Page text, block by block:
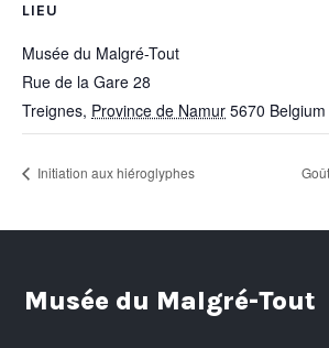
LIEU
Musée du Malgré-Tout
Rue de la Gare 28
Treignes, Province de Namur 5670 Belgium
Initiation aux hiéroglyphes
Musée du Malgré-Tout